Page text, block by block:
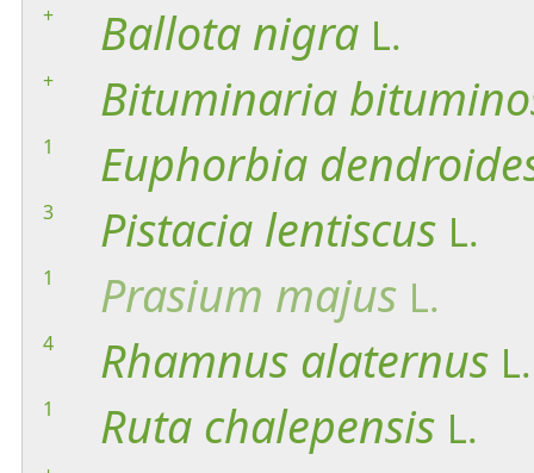
+ Ballota nigra L.
+ Bituminaria
1 Euphorbia
3 Pistacia lentiscus L.
1 Prasium majus L.
4 Rhamnus alaternus L.
1 Ruta chalepensis L.